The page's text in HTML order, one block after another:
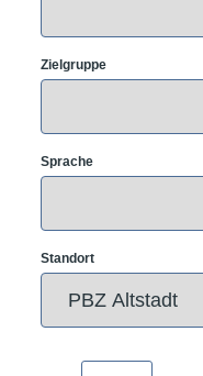
Zielgruppe
Sprache
Standort